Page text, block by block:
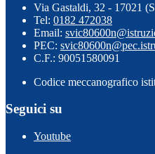
Via Gastaldi, 32 - 17021
Tel: 0182 472038
Email:
PEC:
C.F.: 90051580091
Codice meccanografico
Seguici su
Youtube